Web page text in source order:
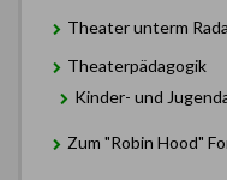
Theater unterm
Theaterpädagogik
Kinder- und
Zum "Robin Hood"